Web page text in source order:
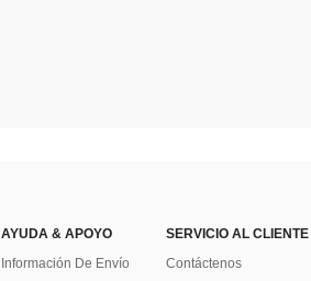
AYUDA & APOYO
Información De Envío
SERVICIO AL CLIENTE
Contáctenos